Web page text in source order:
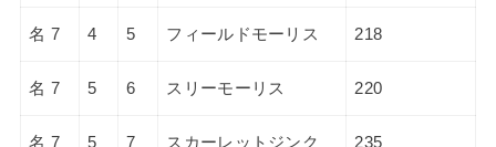
名 7 4 5 フィールドモーリス 218
名 7 5 6 スリーモーリス 220
名 7 5 7 スカーレットジンク 235